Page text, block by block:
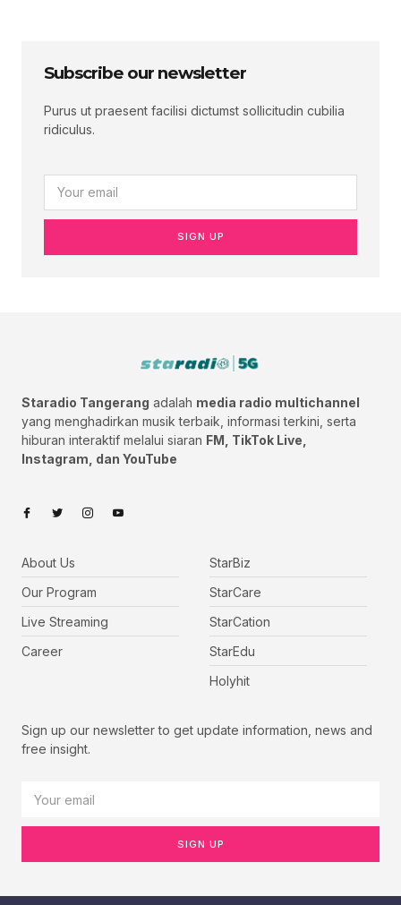
Subscribe our newsletter
Purus ut praesent facilisi dictumst sollicitudin cubilia
ridiculus.
SIGN UP
Staradio Tangerang adalah media radio multichannel
yang menghadirkan musik terbaik, informasi terkini, serta
hiburan interaktif melalui siaran FM, TikTok Live,
Instagram, dan YouTube
About Us
Our Program
Live Streaming
Career
StarBiz
StarCare
StarCation
StarEdu
Holyhit
Sign up our newsletter to get update information, news and
free insight.
SIGN UP